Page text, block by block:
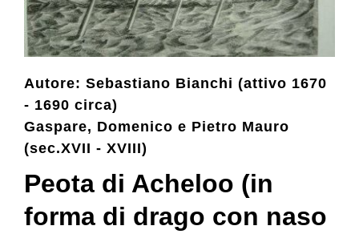
Pubblicazioni
Collezione
Contatti e biglietti
Dona
Autore: Sebastiano Bianchi (attivo 1670
- 1690 circa)
Gaspare, Domenico e Pietro Mauro
(sec.XVII - XVIII)
Peota di Acheloo (in
forma di drago con naso